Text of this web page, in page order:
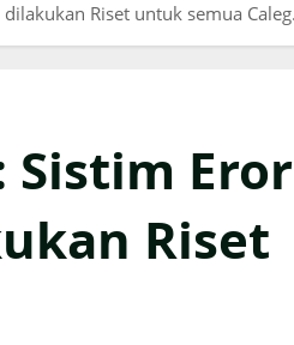
Riset untuk semua
Sistim Eror
Riset